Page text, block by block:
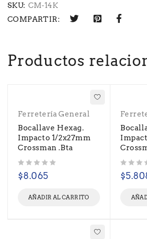
SKU: CM-14K
COMPARTIR:
Productos
Ferretería General
Bocallave Hexag.
Impacto 1/2x27mm
Crossman .Bta
$8.065
AÑADIR AL CARRITO
$